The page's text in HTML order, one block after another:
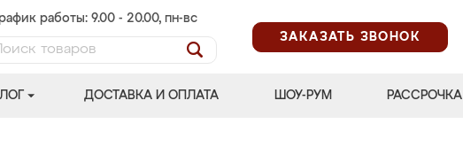
работы: 9.00 - 20.00, пн-вс
ЗАКАЗАТЬ ЗВОНОК
ДОСТАВКА И ОПЛАТА ШОУ-РУМ РАССРОЧКА